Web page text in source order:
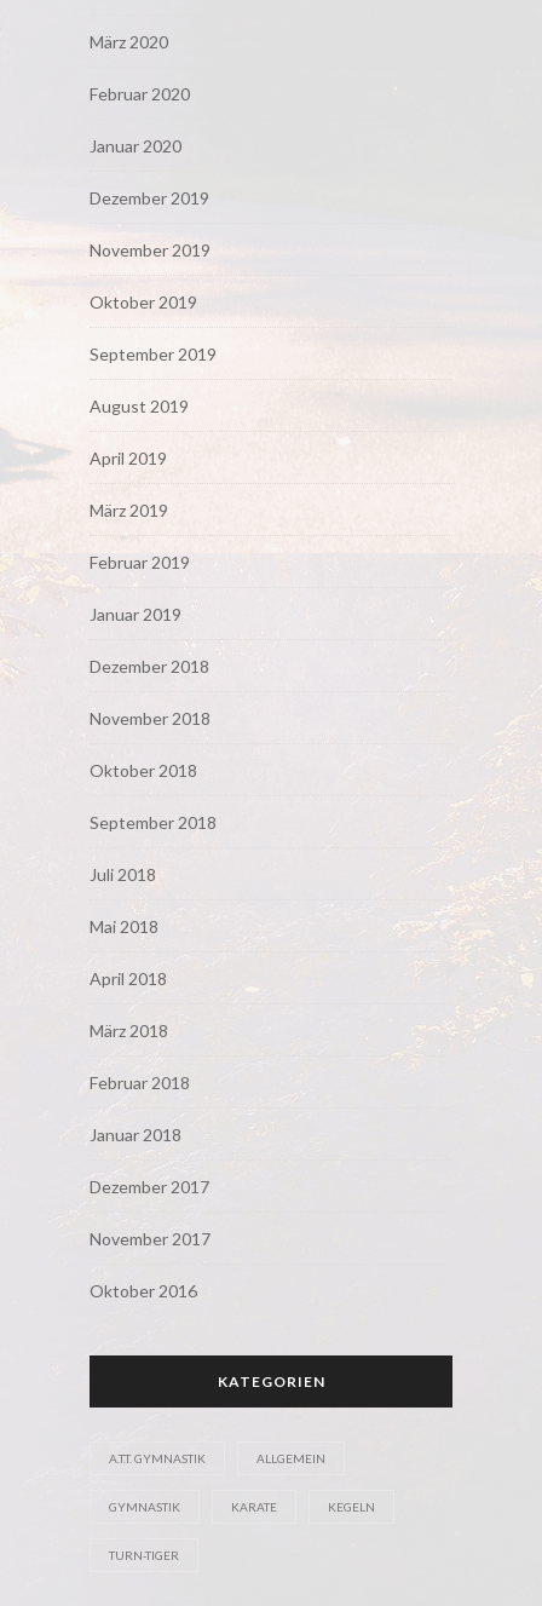
März 2020
Februar 2020
Januar 2020
Dezember 2019
November 2019
Oktober 2019
September 2019
August 2019
April 2019
März 2019
Februar 2019
Januar 2019
Dezember 2018
November 2018
Oktober 2018
September 2018
Juli 2018
Mai 2018
April 2018
März 2018
Februar 2018
Januar 2018
Dezember 2017
November 2017
Oktober 2016
KATEGORIEN
A.T.T. GYMNASTIK ALLGEMEIN
GYMNASTIK KARATE KEGELN
TURN-TIGER